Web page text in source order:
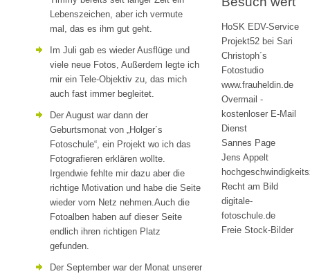
Lebenszeichen, aber ich vermute
mal, das es ihm gut geht.
Im Juli gab es wieder Ausflüge und
viele neue Fotos, Außerdem legte ich
mir ein Tele-Objektiv zu, das mich
auch fast immer begleitet.
Der August war dann der
Geburtsmonat von „Holger´s
Fotoschule“, ein Projekt wo ich das
Fotografieren erklären wollte.
Irgendwie fehlte mir dazu aber die
richtige Motivation und habe die Seite
wieder vom Netz nehmen.Auch die
Fotoalben haben auf dieser Seite
endlich ihren richtigen Platz
gefunden.
Der September war der Monat unserer
HoSK EDV-Service
Projekt52 bei Sari
Christoph´s
Fotostudio
www.frauheldin.de
Overmail -
kostenloser E-Mail
Dienst
Sannes Page
Jens Appelt
Recht am Bild
digitale-
fotoschule.de
Freie Stock-Bilder